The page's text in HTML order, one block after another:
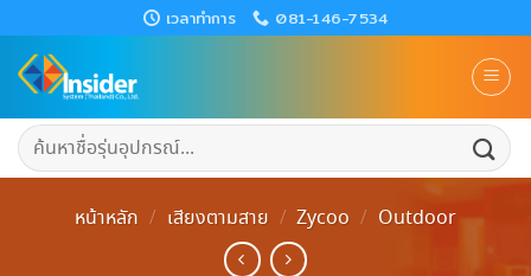
to
content
เวลาทำการ 081-146-7534
ค้นหา:
หน้าหลัก / เสียงตามสาย / Zycoo / Outdoor